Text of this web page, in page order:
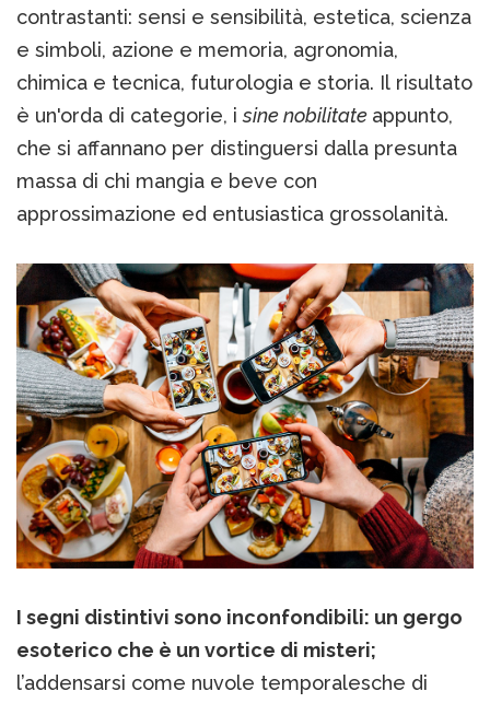
contrastanti: sensi e sensibilità, estetica, scienza
e simboli, azione e memoria, agronomia,
chimica e tecnica, futurologia e storia. Il risultato
è un'orda di categorie, isine nobilitate appunto,
che si affannano per distinguersi dalla presunta
massa di chi mangia e beve con
approssimazione ed entusiastica grossolanità.
I segni distintivi sono inconfondibili: un gergo
esoterico che è un vortice di misteri;
l’addensarsi come nuvole temporalesche di